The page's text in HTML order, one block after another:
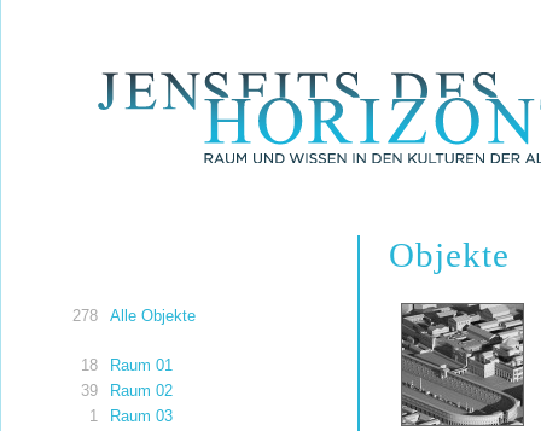
Objekte
Alle Objekte
278
Raum 01
18
Raum 02
39
Raum 03
1